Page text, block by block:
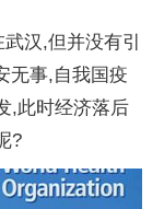
汉,但并没有引
无事,自我国疫
,此时经济落后
?